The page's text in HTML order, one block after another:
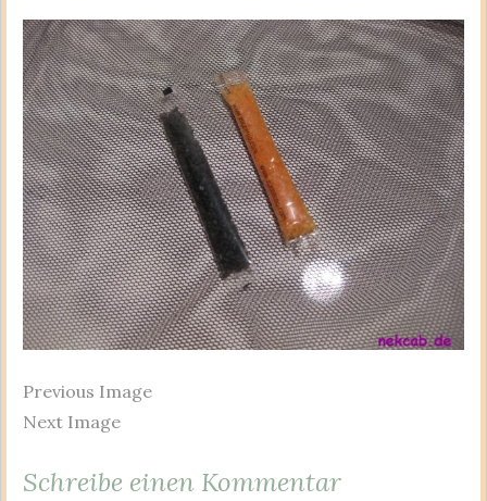
Previous Image
Next Image
Schreibe einen Kommentar